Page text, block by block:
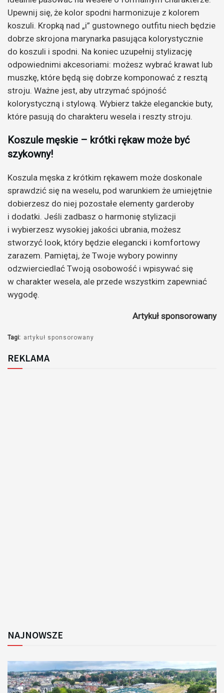
Upewnij się, że kolor spodni harmonizuje z kolorem
koszuli. Kropką nad „i” gustownego outfitu niech będzie
dobrze skrojona marynarka pasująca kolorystycznie
do koszuli i spodni. Na koniec uzupełnij stylizację
odpowiednimi akcesoriami: możesz wybrać krawat lub
muszkę, które będą się dobrze komponować z resztą
stroju. Ważne jest, aby utrzymać spójność
kolorystyczną i stylową. Wybierz także eleganckie buty,
które pasują do charakteru wesela i reszty stroju.
Koszule męskie – krótki rękaw może być
szykowny!
Koszula męska z krótkim rękawem może doskonale
sprawdzić się na weselu, pod warunkiem że umiejętnie
dobierzesz do niej pozostałe elementy garderoby
i dodatki. Jeśli zadbasz o harmonię stylizacji
i wybierzesz wysokiej jakości ubrania, możesz
stworzyć look, który będzie elegancki i komfortowy
zarazem. Pamiętaj, że Twoje wybory powinny
odzwierciedlać Twoją osobowość i wpisywać się
w charakter wesela, ale przede wszystkim zapewniać
wygodę.
Artykuł sponsorowany
Tagi: artykuł sponsorowany
REKLAMA
NAJNOWSZE